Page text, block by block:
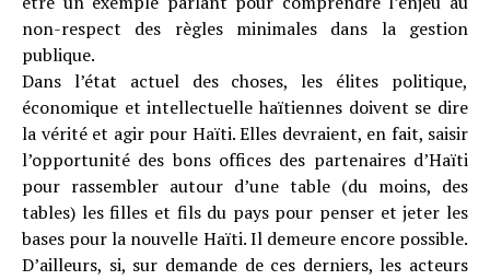
non-respect des règles minimales dans la gestion
publique.
Dans l’état actuel des choses, les élites politique,
économique et intellectuelle haïtiennes doivent se dire
la vérité et agir pour Haïti. Elles devraient, en fait, saisir
l’opportunité des bons offices des partenaires d’Haïti
pour rassembler autour d’une table (du moins, des
tables) les filles et fils du pays pour penser et jeter les
bases pour la nouvelle Haïti. Il demeure encore possible.
D’ailleurs, si, sur demande de ces derniers, les acteurs